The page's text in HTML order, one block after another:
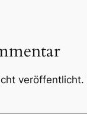
veröffentlicht.